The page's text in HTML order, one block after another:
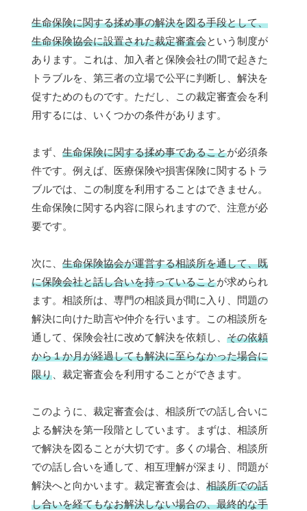
生命保険に関する揉め事の解決を図る手段として、
生命保険協会に設置された裁定審査会という制度が
あります。これは、加入者と保険会社の間で起きた
トラブルを、第三者の立場で公平に判断し、解決を
促すためのものです。ただし、この裁定審査会を利
用するには、いくつかの条件があります。
まず、 生命保険に関する揉め事であることが必須条
件です。例えば、医療保険や損害保険に関するトラ
ブルでは、この制度を利用することはできません。
生命保険に関する内容に限られますので、注意が必
要です。
次に、 生命保険協会が運営する相談所を通して、既
に保険会社と話し合いを持っていることが求められ
ます。相談所は、専門の相談員が間に入り、問題の
解決に向けた助言や仲介を行います。この相談所を
通して、保険会社に改めて解決を依頼し、 その依頼
から１か月が経過しても解決に至らなかった場合に
限り 、裁定審査会を利用することができます。
このように、裁定審査会は、相談所での話し合いに
よる解決を第一段階としています。まずは、相談所
で解決を図ることが大切です。多くの場合、相談所
での話し合いを通して、相互理解が深まり、問題が
解決へと向かいます。裁定審査会は、 相談所での話
し合いを経てもなお解決しない場合の、最終的な手